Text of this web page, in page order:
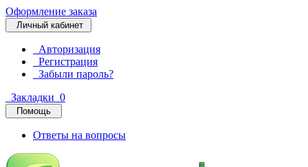
Оформление заказа
Личный кабинет
Авторизация
Регистрация
Забыли пароль?
Закладки 0
Помощь
Ответы на вопросы